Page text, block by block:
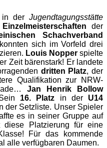
in der Jugendtagungsstätte
Einzelmeisterschaften der
Schachverband
sich im Vorfeld drei
Louis Nopper spielte
Zeit bärenstark! Er landete
dritten Platz, der
Qualifikation zur NRW-
Jan Henrik Bollow
16. Platz in der U14
der Setzliste. Unser Spieler
es in seiner Gruppe auf
Platzierung für eine
Für das kommende
alle verfügbaren Daumen.